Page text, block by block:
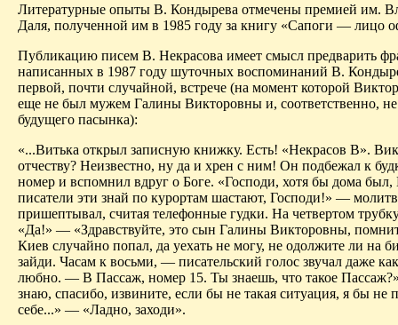
Литературные опыты В. Кондырева отмечены премией им.
Даля, полученной им в 1985 году за книгу «Сапоги — лицо
Публикацию писем В. Некрасова имеет смысл предварить
написанных в 1987 году шуточных воспоминаний В.
первой, почти случайной, встрече (на момент которой
еще не был мужем Галины Викторовны и, соответственно, не
будущего пасынка):
«...Витька открыл записную книжку. Есть! «Некрасов В».
отчеству? Неизвестно, ну да и хрен с ним! Он подбежал к
номер и вспомнил вдруг о Боге. «Господи, хотя бы дома был,
писатели эти знай по курортам шастают, Господи!» —
пришептывал, считая телефонные гудки. На четвертом
«Да!» — «Здравствуйте, это сын Галины Викторовны,
Киев случайно попал, да уехать не могу, не одолжите ли на
зайди. Часам к вось­ми, — писательский голос звучал даже
любно. — В Пассаж, номер 15. Ты знаешь, что такое
знаю, спасибо, извините, если бы не такая ситуация, я бы не
себе...» — «Ладно, заходи».